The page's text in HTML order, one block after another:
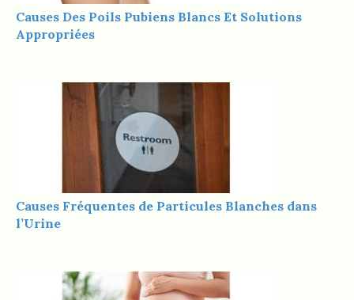
Causes Des Poils Pubiens Blancs Et Solutions
Appropriées
Causes Fréquentes de Particules Blanches dans
l’Urine